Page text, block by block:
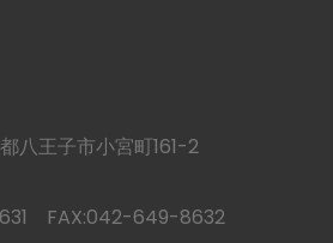
八王子市小宮町161-2
FAX:042-649-8632